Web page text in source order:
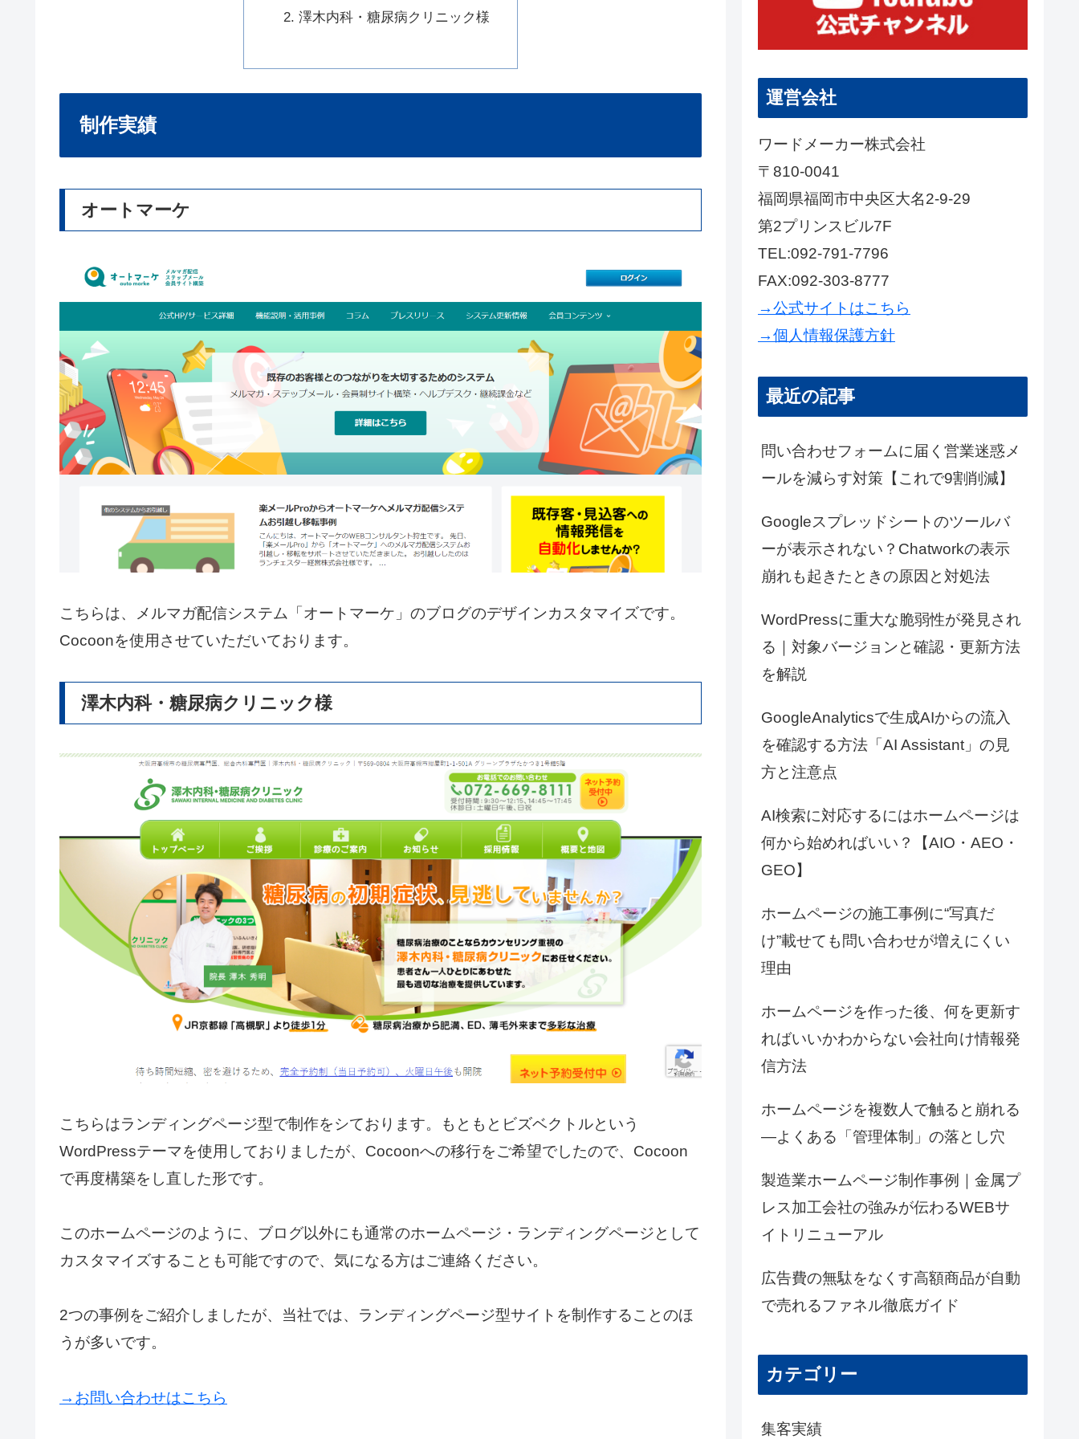
澤木内科・糖尿病クリニック様
制作実績
オートマーケ
こちらは、メルマガ配信システム「オートマーケ」のブログのデザインカスタマイズです。
Cocoonを使用させていただいております。
澤木内科・糖尿病クリニック様
こちらはランディングページ型で制作をシております。もともとビズベクトルという
WordPressテーマを使用しておりましたが、Cocoonへの移行をご希望でしたので、Cocoon
で再度構築をし直した形です。
このホームページのように、ブログ以外にも通常のホームページ・ランディングページとして
カスタマイズすることも可能ですので、気になる方はご連絡ください。
2つの事例をご紹介しましたが、当社では、ランディングページ型サイトを制作することのほ
うが多いです。
→お問い合わせはこちら
運営会社
ワードメーカー株式会社
〒810-0041
福岡県福岡市中央区大名2-9-29
第2プリンスビル7F
TEL:092-791-7796
FAX:092-303-8777
→公式サイトはこちら
→個人情報保護方針
最近の記事
問い合わせフォームに届く営業迷惑メ
ールを減らす対策【これで9割削減】
Googleスプレッドシートのツールバ
ーが表示されない？Chatworkの表示
崩れも起きたときの原因と対処法
WordPressに重大な脆弱性が発見され
る｜対象バージョンと確認・更新方法
を解説
GoogleAnalyticsで生成AIからの流入
を確認する方法「AI Assistant」の見
方と注意点
AI検索に対応するにはホームページは
何から始めればいい？【AIO・AEO・
GEO】
ホームページの施工事例に“写真だ
け”載せても問い合わせが増えにくい
理由
ホームページを作った後、何を更新す
ればいいかわからない会社向け情報発
信方法
ホームページを複数人で触ると崩れる
―よくある「管理体制」の落とし穴
製造業ホームページ制作事例｜金属プ
レス加工会社の強みが伝わるWEBサ
イトリニューアル
広告費の無駄をなくす高額商品が自動
で売れるファネル徹底ガイド
カテゴリー
集客実績